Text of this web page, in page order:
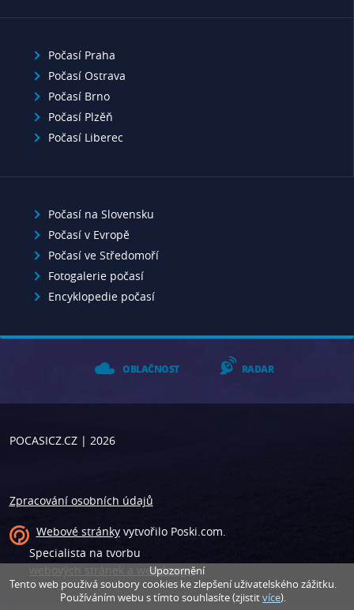
Počasí Praha
Počasí Ostrava
Počasí Brno
Počasí Plzěň
Počasí Liberec
Počasí na Slovensku
Počasí v Evropě
Počasí ve Středomoří
Fotogalerie počasí
Encyklopedie počasí
OBLAČNOST RADAR
POCASICZ.CZ| 2026
Zpracování osobních údajů
Webové stránkyvytvořilo Poski.com.
Specialista na tvorbu
webových stránek a webdesign.
Upozornění
Tento web použivá soubory cookies ke zlepšení uživatelského zážitku.
Používáním webu s tímto souhlasíte (zjistitvíce).